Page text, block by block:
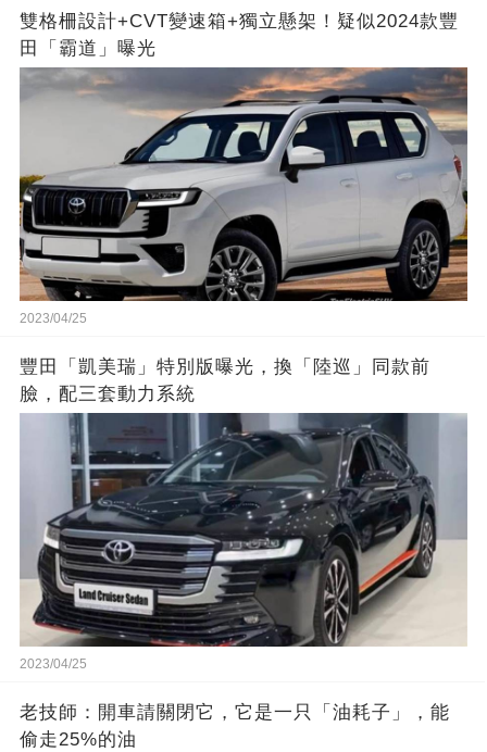
雙格柵設計+CVT變速箱+獨立懸架！疑似2024款豐
田「霸道」曝光
2023/04/25
豐田「凱美瑞」特別版曝光，換「陸巡」同款前
臉，配三套動力系統
2023/04/25
老技師：開車請關閉它，它是一只「油耗子」，能
偷走25%的油